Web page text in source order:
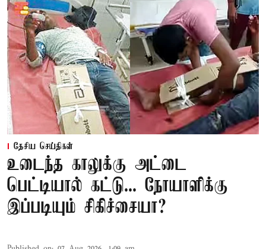
தேசிய செய்திகள்
உடைந்த காலுக்கு அட்டை
பெட்டியால் கட்டு... நோயாளிக்கு
இப்படியும் சிகிச்சையா?